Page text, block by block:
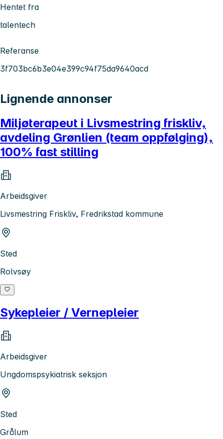
Hentet fra
talentech
Referanse
3f703bc6b3e04e399c94f75da9640acd
Lignende annonser
Miljøterapeut i Livsmestring friskliv,
avdeling Grønlien (team oppfølging),
100% fast stilling
Arbeidsgiver
Livsmestring Friskliv, Fredrikstad kommune
Sted
Rolvsøy
Sykepleier / Vernepleier
Arbeidsgiver
Ungdomspsykiatrisk seksjon
Sted
Grålum